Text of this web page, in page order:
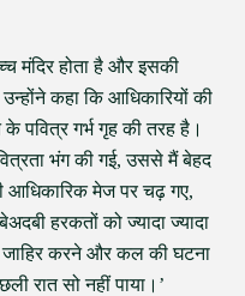
मंदिर होता है और इसकी
कहा कि आधिकारियों की
गर्भ गृह की तरह है।
भंग की गई, उससे मैं बेहद
मेज पर चढ़ गए,
हरकतों को ज्यादा ज्यादा
जाहिर करने और कल की घटना
रात सो नहीं पाया।’